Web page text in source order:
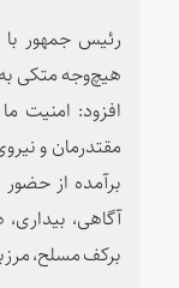
رئیس جمهور با
هیچ‌وجه متکی
افزود: امنیت
مقتدرمان و
برآمده از
آگاهی،
برکف مسلح،